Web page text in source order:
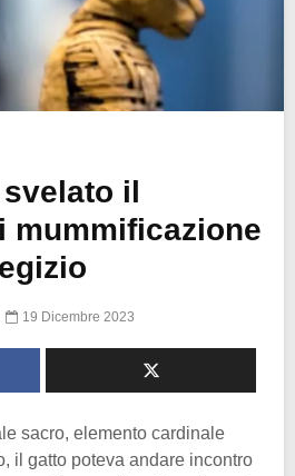
il
mummificazione
19 Dicembre 2023
sacro, elemento cardinale
il gatto poteva andare incontro